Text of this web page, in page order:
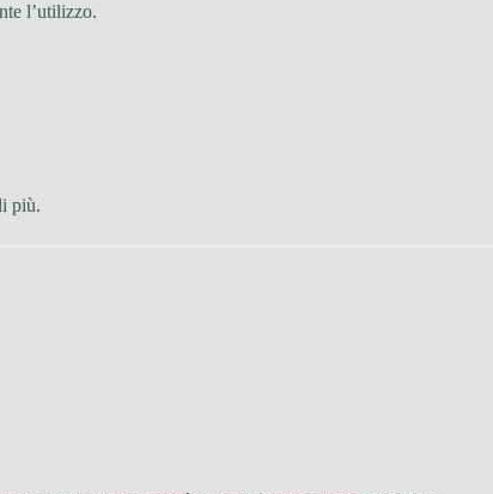
l’utilizzo.
più.